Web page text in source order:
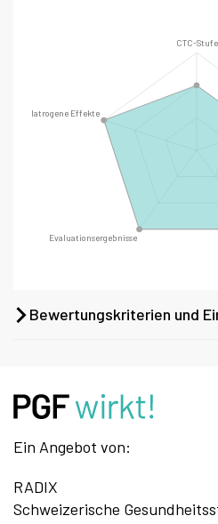
Bewertungskriterien und
Ein Angebot von:
RADIX
Schweizerische